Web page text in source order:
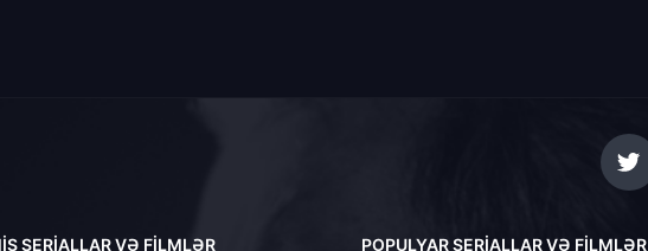
SERIALLAR VƏ FILMLƏR POPULYAR SERIALLAR VƏ FILMLƏR